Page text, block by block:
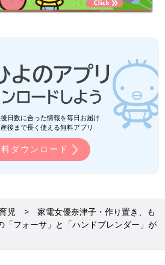
日数に合った情報を毎日お届け
後まで長く使える無料アプリ
ダウンロード
児
家電女優奈津子・作り置き、も
「フォーサ」と「ハンドブレンダー」が